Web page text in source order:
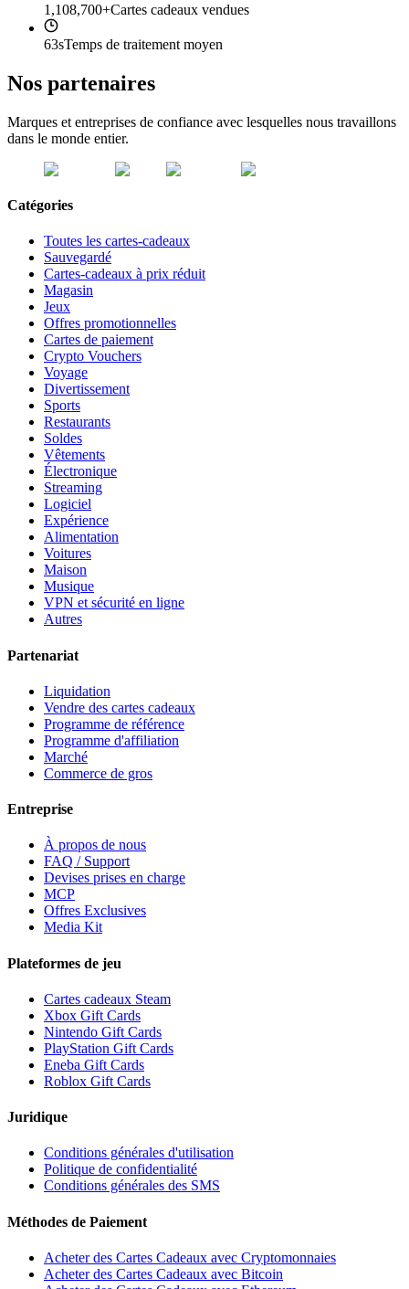
1,108,700+Cartes cadeaux vendues
63sTemps de traitement moyen
Nos partenaires
Marques et entreprises de confiance avec lesquelles nous travaillons
dans le monde entier.
Catégories
Toutes les cartes-cadeaux
Sauvegardé
Cartes-cadeaux à prix réduit
Magasin
Jeux
Offres promotionnelles
Cartes de paiement
Crypto Vouchers
Voyage
Divertissement
Sports
Restaurants
Soldes
Vêtements
Électronique
Streaming
Logiciel
Expérience
Alimentation
Voitures
Maison
Musique
VPN et sécurité en ligne
Autres
Partenariat
Liquidation
Vendre des cartes cadeaux
Programme de référence
Programme d'affiliation
Marché
Commerce de gros
Entreprise
À propos de nous
FAQ / Support
Devises prises en charge
MCP
Offres Exclusives
Media Kit
Plateformes de jeu
Cartes cadeaux Steam
Xbox Gift Cards
Nintendo Gift Cards
PlayStation Gift Cards
Eneba Gift Cards
Roblox Gift Cards
Juridique
Conditions générales d'utilisation
Politique de confidentialité
Conditions générales des SMS
Méthodes de Paiement
Acheter des Cartes Cadeaux avec Cryptomonnaies
Acheter des Cartes Cadeaux avec Bitcoin